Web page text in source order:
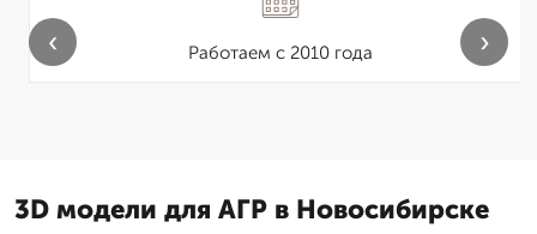
Работаем с 2010 года
‹ ›
3D модели для АГР в Новосибирске